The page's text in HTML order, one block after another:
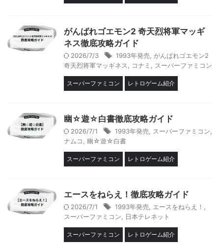
がんばれゴエモン2 奇天烈将軍マッギ
ネス徹底攻略ガイド
2026/7/3 1993年発売
がんばれゴエモン2
奇天烈将軍マッギネス
コナミ スーパーファミコン
スーパーファミコン レトロゲーム紹介
幽☆遊☆白書徹底攻略ガイド
2026/7/1 1993年発売 スーパーファミコン
ナムコ
幽☆遊☆白書
スーパーファミコン レトロゲーム紹介
エースをねらえ！徹底攻略ガイド
2026/7/1 1993年発売 エースをねらえ！
スーパーファミコン
日本テレネット
スーパーファミコン レトロゲーム紹介